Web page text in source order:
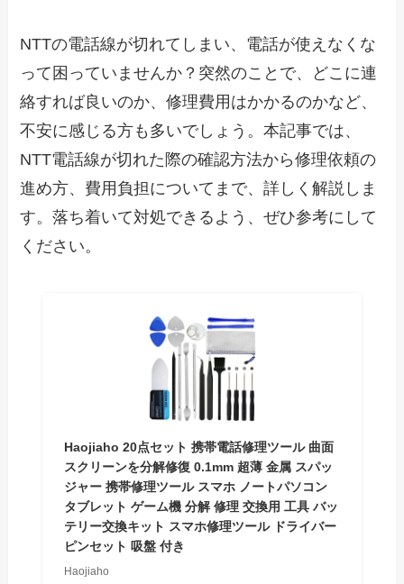
NTTの電話線が切れてしまい、電話が使えなくな
って困っていませんか？突然のことで、どこに連
絡すれば良いのか、修理費用はかかるのかなど、
不安に感じる方も多いでしょう。本記事では、
NTT電話線が切れた際の確認方法から修理依頼の
進め方、費用負担についてまで、詳しく解説しま
す。落ち着いて対処できるよう、ぜひ参考にして
ください。
Haojiaho 20点セット 携帯電話修理ツール 曲面
スクリーンを分解修復 0.1mm 超薄 金属 スパッ
ジャー 携帯修理ツール スマホ ノートパソコン
タブレット ゲーム機 分解 修理 交換用 工具 バッ
テリー交換キット スマホ修理ツール ドライバー
ピンセット 吸盤 付き
Haojiaho